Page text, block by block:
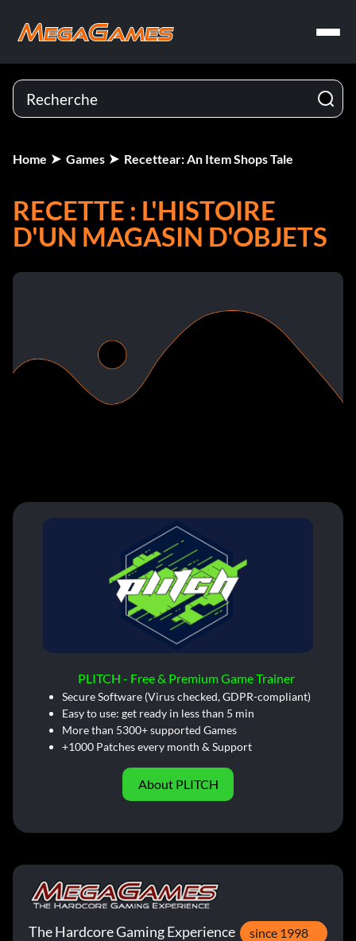
Home Games Recettear: An Item Shops Tale
RECETTE : L'HISTOIRE
D'UN MAGASIN D'OBJETS
PLITCH - Free & Premium Game Trainer
Secure Software (Virus checked, GDPR-compliant)
Easy to use: get ready in less than 5 min
More than 5300+ supported Games
+1000 Patches every month & Support
About PLITCH
The Hardcore Gaming Experience since 1998